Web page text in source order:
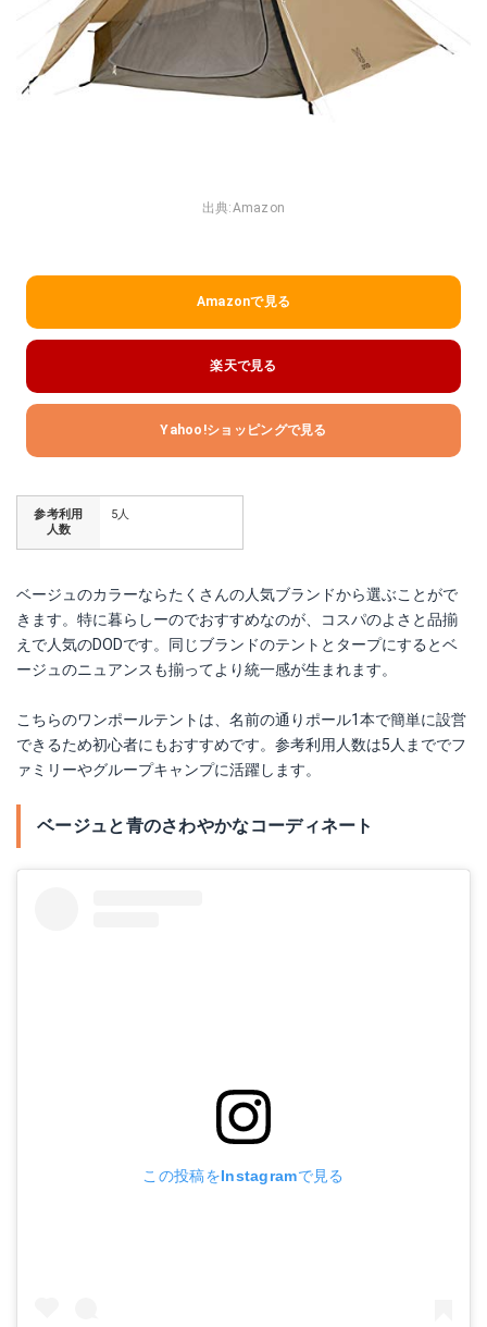
出典:Amazon
Amazonで見る
楽天で見る
Yahoo!ショッピングで見る
参考利用
人数
5人
ベージュのカラーならたくさんの人気ブランドから選ぶことがで
きます。特に暮らしーのでおすすめなのが、コスパのよさと品揃
えで人気のDODです。同じブランドのテントとタープにするとベ
ージュのニュアンスも揃ってより統一感が生まれます。
こちらのワンポールテントは、名前の通りポール1本で簡単に設営
できるため初心者にもおすすめです。参考利用人数は5人まででフ
ァミリーやグループキャンプに活躍します。
ベージュと青のさわやかなコーディネート
この投稿をInstagramで見る